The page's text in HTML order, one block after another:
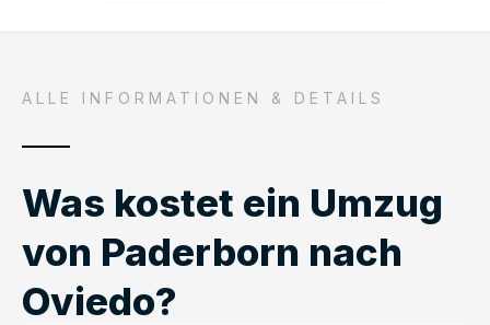
ALLE INFORMATIONEN & DETAILS
Was kostet ein Umzug
von Paderborn nach
Oviedo?